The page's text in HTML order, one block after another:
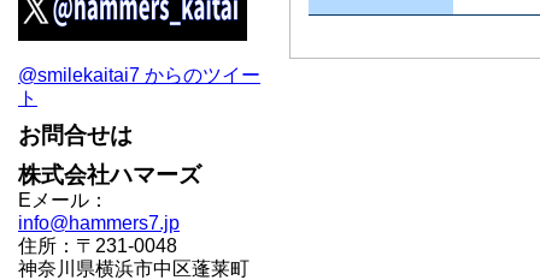
@smilekaitai7 からのツイー
ト
お問合せは
株式会社ハマーズ
Eメール：
info@hammers7.jp
住所：〒231-0048
神奈川県横浜市中区蓬莱町